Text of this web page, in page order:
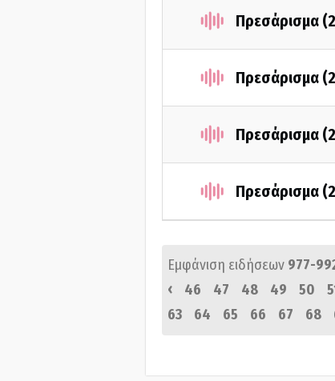
Πρεσάρισμα
Πρεσάρισμα
Πρεσάρισμα
Πρεσάρισμα
Εμφάνιση ειδήσεων 977-
‹
46 47 48 49 50
63
64 65 66 67 68